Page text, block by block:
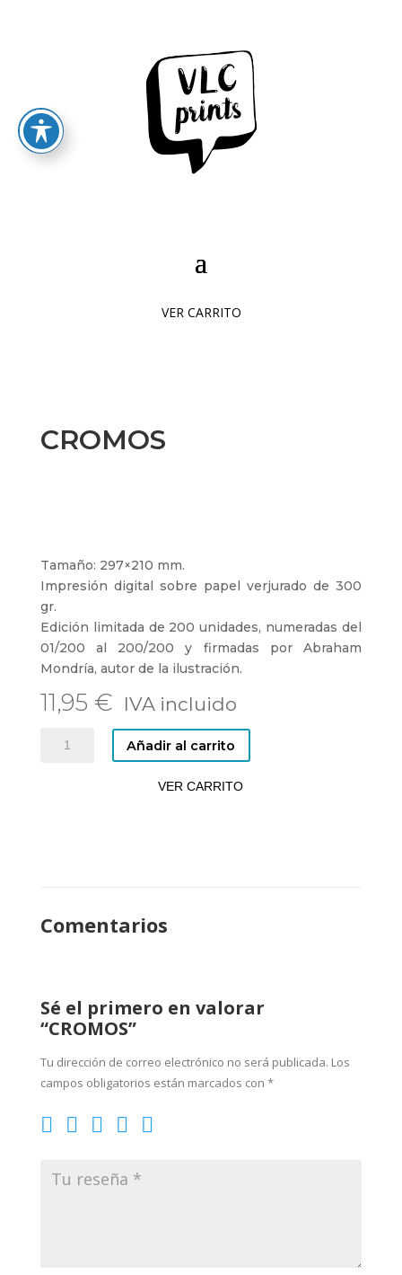
VER CARRITO
CROMOS
Tamaño: 297×210 mm.
Impresión digital sobre papel verjurado de 300
gr.
Edición limitada de 200 unidades, numeradas del
01/200 al 200/200 y firmadas por Abraham
Mondría, autor de la ilustración.
11,95 €
Añadir al carrito
VER CARRITO
Comentarios
Sé el primero en valorar
“CROMOS”
Tu dirección de correo electrónico no será publicada. Los
campos obligatorios están marcados con *